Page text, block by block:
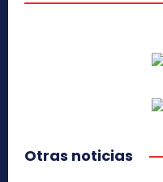
Otras noticias